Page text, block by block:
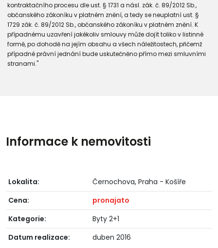
kontraktačního procesu dle ust. § 1731 a násl. zák. č. 89/2012 Sb.,
občanského zákoníku v platném znění, a tedy se neuplatní ust. §
1729 zák. č. 89/2012 Sb., občanského zákoníku v platném znění. K
případnému uzavření jakékoliv smlouvy může dojít toliko v listinné
formě, po dohodě na jejím obsahu a všech náležitostech, přičemž
případné právní jednání bude uskutečněno přímo mezi smluvními
stranami."
Informace k nemovitosti
Lokalita:
Černochova, Praha - Košíře
Cena:
pronajato
Kategorie:
Byty 2+1
Datum realizace:
duben 2016